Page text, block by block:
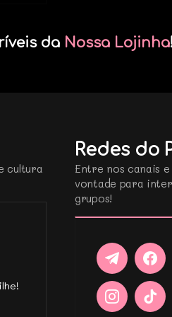
da Nossa Lojinha
cultura
Redes do
Entre nos canais
vontade para
grupos!